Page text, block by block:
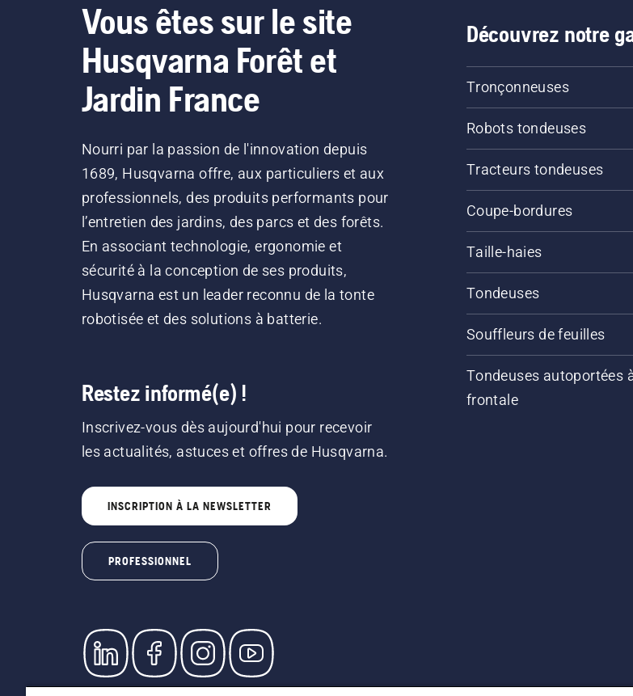
Vous êtes sur le site
Husqvarna Forêt et
Jardin France
Nourri par la passion de l'innovation depuis
1689, Husqvarna offre, aux particuliers et aux
professionnels, des produits performants pour
l’entretien des jardins, des parcs et des forêts.
En associant technologie, ergonomie et
sécurité à la conception de ses produits,
Husqvarna est un leader reconnu de la tonte
robotisée et des solutions à batterie.
Restez informé(e) !
Inscrivez-vous dès aujourd'hui pour recevoir
les actualités, astuces et offres de Husqvarna.
INSCRIPTION À LA NEWSLETTER
PROFESSIONNEL
Découvrez notre
Tronçonneuses
Robots tondeuses
Tracteurs tondeuses
Coupe-bordures
Taille-haies
Tondeuses
Souffleurs de feuilles
Tondeuses autoportées
frontale